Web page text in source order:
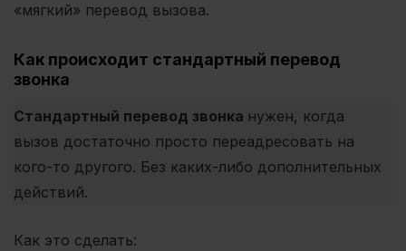
«мягкий» перевод вызова.
Как происходит стандартный перевод
звонка
Стандартный перевод звонка нужен, когда
вызов достаточно просто переадресовать на
кого-то другого. Без каких-либо дополнительных
действий.
Как это сделать: